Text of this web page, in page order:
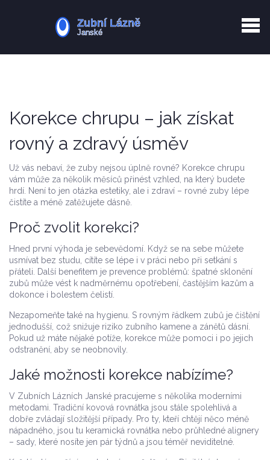
Zotavení po extrakci
Korekce chrupu – jak získat
rovný a zdravý úsměv
Už vás nebaví, že zuby nejsou úplně rovné? Korekce chrupu
vám může za několik měsíců přinést vzhled, na který budete
hrdí. Není to jen otázka estetiky, ale i zdraví – rovné zuby lépe
čistíte a méně zatěžujete dásně.
Proč zvolit korekci?
Hned první výhoda je sebevědomí. Když se na sebe můžete
usmívat bez studu, cítíte se lépe i v práci nebo při setkání s
přáteli. Další benefitem je prevence problémů: špatné sklonění
zubů může vést k nadměrnému opotřebení, častějším kazům a
dokonce i bolestem čelistí.
Nezapomeňte také na hygienu. S rovným řádkem zubů je čištění
jednodušší, což snižuje riziko zubního kamene a zánětů dásní.
Pokud už máte nějaké potíže, korekce může pomoci i po jejich
odstranění, aby se neobnovily.
Jaké možnosti korekce nabízíme?
V Zubních Lázních Janské pracujeme s několika moderními
metodami. Tradiční kovová rovnátka jsou stále spolehlivá a
dobře zvládají složitější případy. Pro ty, kteří chtějí něco méně
nápadného, jsou tu keramická rovnátka nebo průhledné alignery
– sady, které nosíte jen pár týdnů a jsou téměř neviditelné.